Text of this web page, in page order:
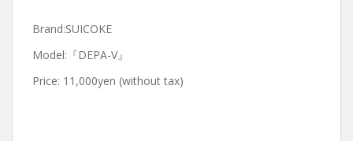
Brand:SUICOKE
Model:『DEPA-V』
Price: 11,000yen (without tax)